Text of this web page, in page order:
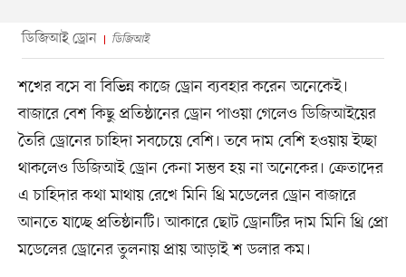
ডিজিআই ড্রোন ডিজিআই
শখের বসে বা বিভিন্ন কাজে ড্রোন ব্যবহার করেন অনেকেই।
বাজারে বেশ কিছু প্রতিষ্ঠানের ড্রোন পাওয়া গেলেও ডিজিআইয়ের
তৈরি ড্রোনের চাহিদা সবচেয়ে বেশি। তবে দাম বেশি হওয়ায় ইচ্ছা
থাকলেও ডিজিআই ড্রোন কেনা সম্ভব হয় না অনেকের। ক্রেতাদের
এ চাহিদার কথা মাথায় রেখে মিনি থ্রি মডেলের ড্রোন বাজারে
আনতে যাচ্ছে প্রতিষ্ঠানটি। আকারে ছোট ড্রোনটির দাম মিনি থ্রি প্রো
মডেলের ড্রোনের তুলনায় প্রায় আড়াই শ ডলার কম।